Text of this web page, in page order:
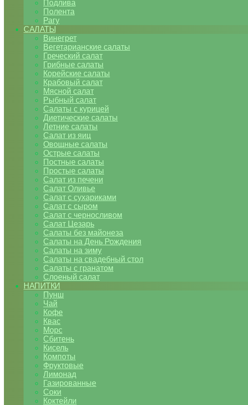
Подлива
Полента
Рагу
САЛАТЫ
Винегрет
Вегетарианские салаты
Греческий салат
Грибные салаты
Корейские салаты
Крабовый салат
Мясной салат
Рыбный салат
Салаты с курицей
Диетические салаты
Летние салаты
Салат из яиц
Овощные салаты
Острые салаты
Постные салаты
Простые салаты
Салат из печени
Салат Оливье
Салат с сухариками
Салат с сыром
Салат с черносливом
Салат Цезарь
Салаты без майонеза
Салаты на День Рождения
Салаты на зиму
Салаты на свадебный стол
Салаты с гранатом
Слоеный салат
НАПИТКИ
Пунш
Чай
Кофе
Квас
Морс
Сбитень
Кисель
Компоты
Фруктовые
Лимонад
Газированные
Соки
Коктейли